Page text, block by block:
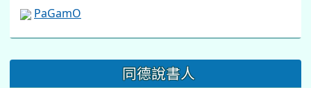
PaGamO
::: 同德說書人